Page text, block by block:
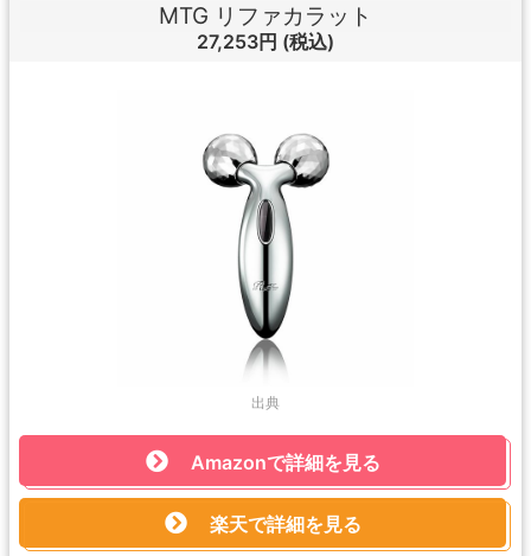
MTG リファカラット
27,253円 (税込)
出典
Amazonで詳細を見る
楽天で詳細を見る